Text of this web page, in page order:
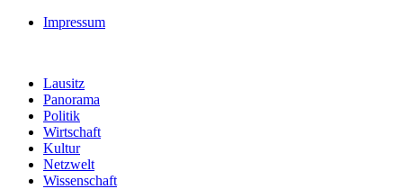
Impressum
Lausitz
Panorama
Politik
Wirtschaft
Kultur
Netzwelt
Wissenschaft